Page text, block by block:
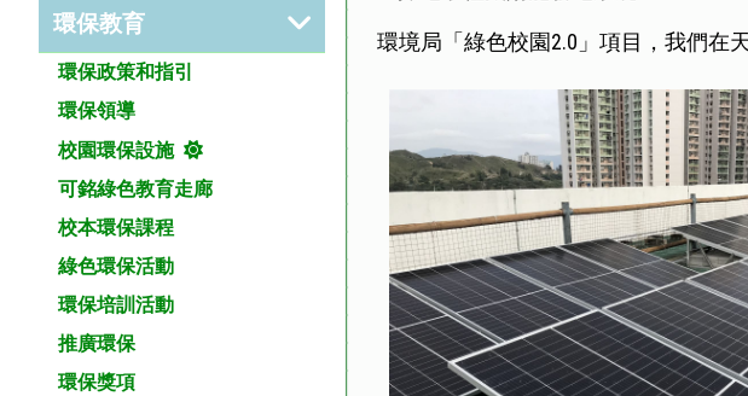
環保教育
環保政策和指引
環保領導
校園環保設施
可銘綠色教育走廊
校本環保課程
綠色環保活動
環保培訓活動
推廣環保
環保獎項
環境局「綠色校園2.0」項目，我們在